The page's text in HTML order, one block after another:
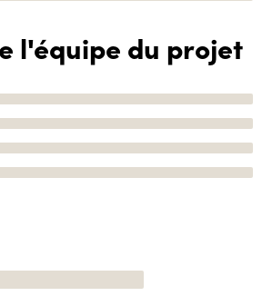
l'équipe du projet